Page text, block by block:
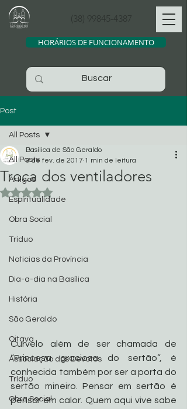
(38) 99845-4387
HORÁRIOS DE FUNCIONAMENTO
Post
All Posts
Artigos
Espiritualidade
Obra Social
Tríduo
Noticias da Província
Dia-a-dia na Basílica
História
São Geraldo
Oitava
Associação dos Devotos
Tríduo
Obra Social
All Posts
Troca dos ventiladores
Basílica de São Geraldo
9 de fev. de 2017 1 min de leitura
Avaliado com NaN de 5 estrelas.
Curvelo além de ser chamada de
“Princesa graciosa do sertão”, é
conhecida também por ser a porta do
sertão mineiro. Pensar em sertão é
pensar em calor. Quem aqui vive sabe